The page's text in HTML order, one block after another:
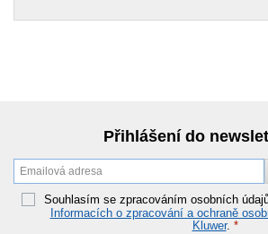
Přihlášení do
Souhlasím se zpracováním osobních
Informacích o zpracování a ochraně
Kluwer. *